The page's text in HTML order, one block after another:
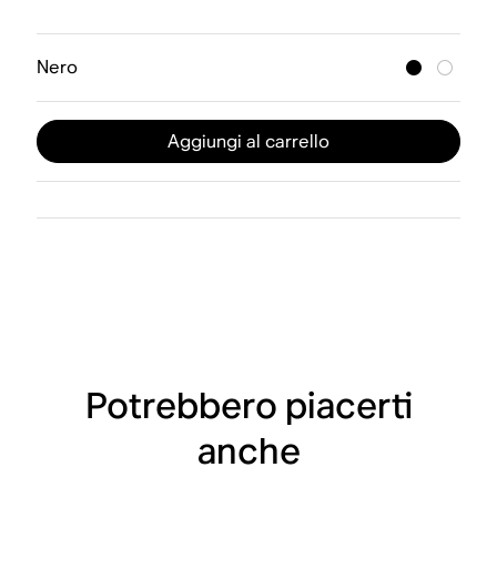
Nero
Aggiungi al carrello
Potrebbero piacerti
anche